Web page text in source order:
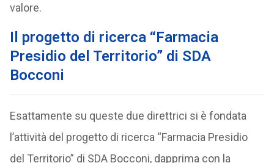
valore.
Il progetto di ricerca “Farmacia
Presidio del Territorio” di SDA
Bocconi
Esattamente su queste due direttrici si è fondata
l’attività del progetto di ricerca “Farmacia Presidio
del Territorio” di SDA Bocconi, dapprima con la